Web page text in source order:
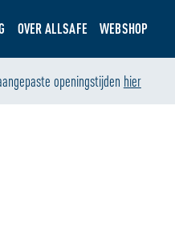
OVER ALLSAFE WEBSHOP
openingstijden hier